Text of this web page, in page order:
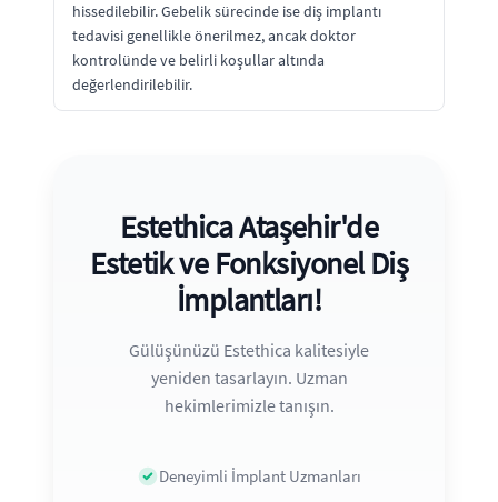
hissedilebilir. Gebelik sürecinde ise diş implantı
tedavisi genellikle önerilmez, ancak doktor
kontrolünde ve belirli koşullar altında
değerlendirilebilir.
Estethica Ataşehir'de
Estetik ve Fonksiyonel Diş
İmplantları!
Gülüşünüzü Estethica kalitesiyle
yeniden tasarlayın. Uzman
hekimlerimizle tanışın.
Deneyimli İmplant Uzmanları